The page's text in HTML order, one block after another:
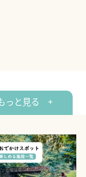
っと見る +